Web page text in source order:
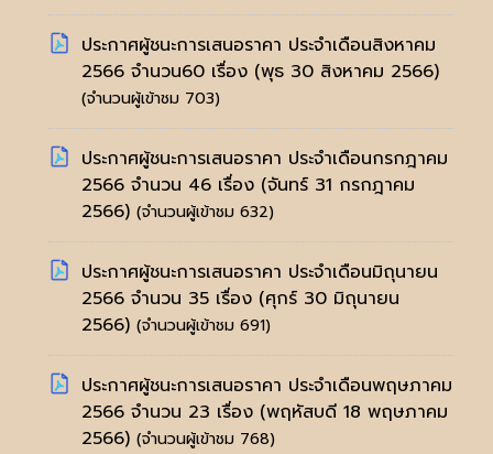
ประกาศผู้ชนะการเสนอราคา ประจำเดือนสิงหาคม
2566 จำนวน60 เรื่อง (พุธ 30 สิงหาคม 2566)
(จำนวนผู้เข้าชม 703)
ประกาศผู้ชนะการเสนอราคา ประจำเดือนกรกฎาคม
2566 จำนวน 46 เรื่อง (จันทร์ 31 กรกฎาคม
2566) (จำนวนผู้เข้าชม 632)
ประกาศผู้ชนะการเสนอราคา ประจำเดือนมิถุนายน
2566 จำนวน 35 เรื่อง (ศุกร์ 30 มิถุนายน
2566) (จำนวนผู้เข้าชม 691)
ประกาศผู้ชนะการเสนอราคา ประจำเดือนพฤษภาคม
2566 จำนวน 23 เรื่อง (พฤหัสบดี 18 พฤษภาคม
2566) (จำนวนผู้เข้าชม 768)